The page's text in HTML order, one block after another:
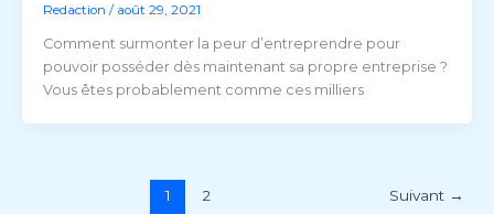
Redaction / août 29, 2021
Comment surmonter la peur d’entreprendre pour
pouvoir posséder dès maintenant sa propre entreprise ?
Vous êtes probablement comme ces milliers
1 2 Suivant →